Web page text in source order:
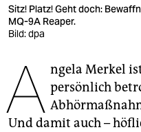
shop
fragen & hilfe
unterstützen
abo
genossenschaft
Sitz! Platz! Geht doch:
MQ-9A Reaper.
Bild: dpa
A ngela Merkel
persönlich
Und damit auch –